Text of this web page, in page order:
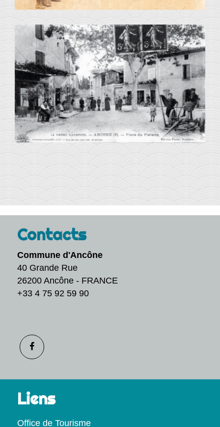
Contacts
Commune d'Ancône
40 Grande Rue
26200 Ancône - FRANCE
+33 4 75 92 59 90
Liens
Office de Tourisme